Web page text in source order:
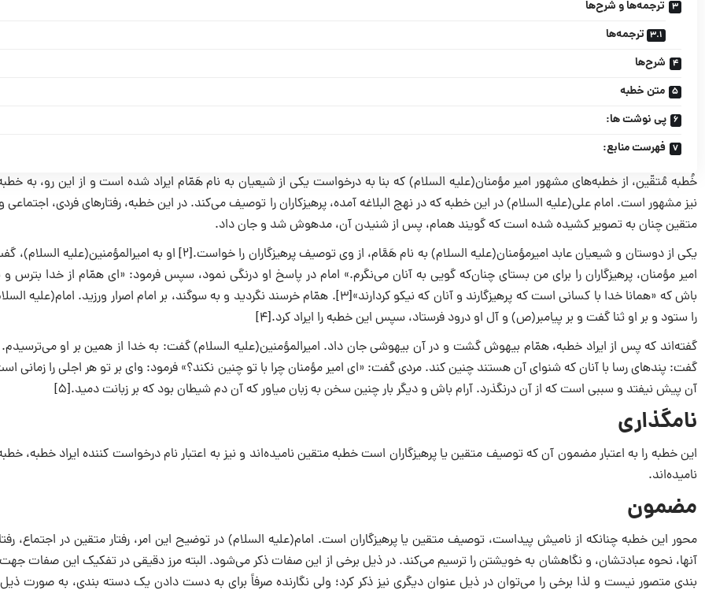
ترجمه‌ها و شرح‌ها
ترجمه‌ها
شرح‌ها
متن خطبه
پی نوشت ها:
فهرست منابع:
خُطبه مُتقّین، از خطبه‌های مشهور امیر مؤمنان(علیه السلام) که بنا به درخواست یکی از شیعیان به نام هَمّام ایراد شده است و از این رو، به
نیز مشهور است. امام علی(علیه السلام) در این خطبه که در نهج البلاغه آمده، پرهیزکاران را توصیف می‌کند. در این خطبه، رفتارهای فردی، اجتماعی
متقین چنان به تصویر کشیده شده است که گویند همام، پس از شنیدن آن، مدهوش شد و جان داد.
یکی از دوستان و شیعیان عابد امیرمؤمنان(علیه السلام) به نام هَمَّام، از وی توصیف پرهیزگاران را خواست.[۲] او به
امیر مؤمنان، پرهیزگاران را برای من بستای چنان‌که گویی به آنان می‌نگرم.» امام در پاسخ او درنگی نمود، سپس فرمود: «ای همّام از خدا بترس و
باش که «همانا خدا با کسانی است که پرهیزگارند و آنان که نیکو کردارند»[۳]. همّام خرسند نگردید و به سوگند، بر امام اصرار ورزید.
را ستود و بر او ثنا گفت و بر پیامبر(ص) و آل او درود فرستاد، سپس این خطبه را ایراد کرد.[۴]
گفته‌اند که پس از ایراد خطبه، همّام بیهوش گشت و در آن بیهوشی جان داد. امیرالمؤمنین(علیه السلام) گفت: به خدا از همین بر او
گفت: پندهای رسا با آنان که شنوای آن هستند چنین کند. مردی گفت: «ای امیر مؤمنان چرا با تو چنین نکند؟» فرمود: وای بر تو هر اجلی را زمانی
آن پیش نیفتد و سببی است که از آن درنگذرد. آرام باش و دیگر بار چنین سخن به زبان میاور که آن دم شیطان بود که بر زبانت دمید.[۵]
نامگذاری
این خطبه را به اعتبار مضمون آن که توصیف متقین یا پرهیزگاران است خطبه متقین نامیده‌اند و نیز به اعتبار نام درخواست کننده ایراد خطبه،
نامیده‌اند.
مضمون
محور این خطبه چنانکه از نامیش پیداست، توصیف متقین یا پرهیزگاران است. امام(علیه السلام) در توضیح این امر، رفتار متقین در اجتماع،
آنها، نحوه عبادتشان، و نگاهشان به خویشتن را ترسیم می‌کند. در ذیل برخی از این صفات ذکر می‌شود. البته مرز دقیقی در تفکیک این صفات
بندی متصور نیست و لذا برخی را می‌توان در ذیل عنوان دیگری نیز ذکر کرد؛ ولی نگارنده صرفاً برای به دست دادن یک دسته بندی، به صورت